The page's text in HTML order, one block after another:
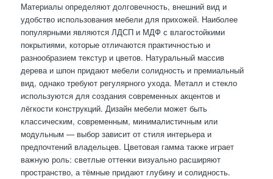
Материалы определяют долговечность, внешний вид и
удобство использования мебели для прихожей. Наиболее
популярными являются ЛДСП и МДФ с влагостойкими
покрытиями, которые отличаются практичностью и
разнообразием текстур и цветов. Натуральный массив
дерева и шпон придают мебели солидность и премиальный
вид, однако требуют регулярного ухода. Металл и стекло
используются для создания современных акцентов и
лёгкости конструкций. Дизайн мебели может быть
классическим, современным, минималистичным или
модульным — выбор зависит от стиля интерьера и
предпочтений владельцев. Цветовая гамма также играет
важную роль: светлые оттенки визуально расширяют
пространство, а тёмные придают глубину и солидность.